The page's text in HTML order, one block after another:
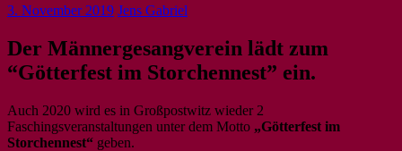
3. November 2019 Jens Gabriel
Der Männergesangverein lädt zum
“Götterfest im Storchennest” ein.
Auch 2020 wird es in Großpostwitz wieder 2
Faschingsveranstaltungen unter dem Motto „Götterfest im
Storchennest“ geben.